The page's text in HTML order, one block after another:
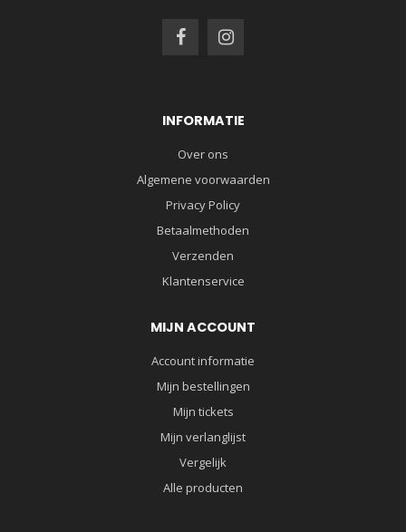
INFORMATIE
Over ons
Algemene voorwaarden
Privacy Policy
Betaalmethoden
Verzenden
Klantenservice
MIJN ACCOUNT
Account informatie
Mijn bestellingen
Mijn tickets
Mijn verlanglijst
Vergelijk
Alle producten